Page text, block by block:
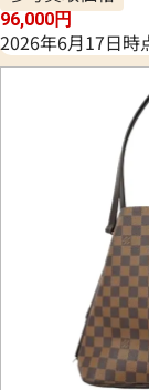
96,000円
2026年6月17日時